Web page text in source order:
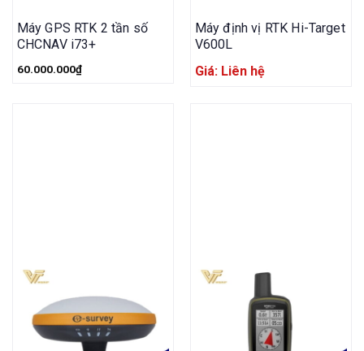
Máy GPS RTK 2 tần số
CHCNAV i73+
60.000.000₫
Máy định vị RTK Hi-Target
V600L
Giá: Liên hệ